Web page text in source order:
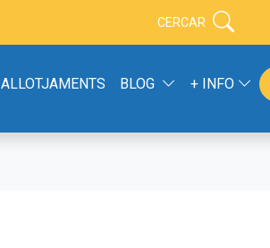
CERCAR
ALLOTJAMENTS BLOG + INFO